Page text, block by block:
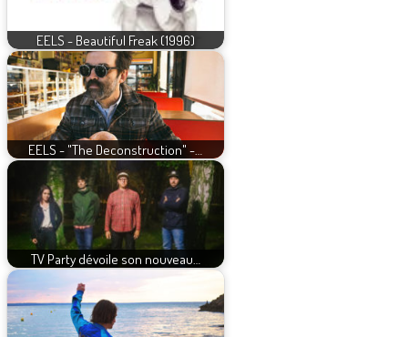
EELS - Beautiful Freak (1996)
EELS - "The Deconstruction" -…
TV Party dévoile son nouveau…